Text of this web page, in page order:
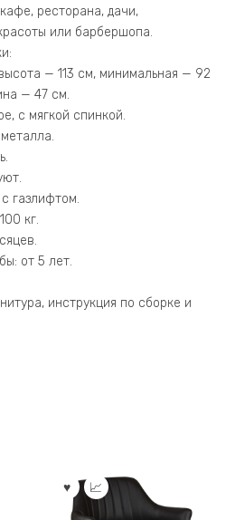
ресторана, дачи,
или барбершопа.
— 113 см, минимальная — 92
— 47 см.
с мягкой спинкой.
газлифтом.
кг.
от 5 лет.
инструкция по сборке и